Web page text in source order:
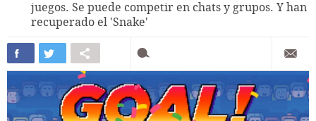
juegos. Se puede competir en chats y grupos. Y han
recuperado el 'Snake'